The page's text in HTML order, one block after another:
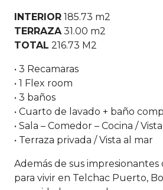
INTERIOR 185.73 m2
TERRAZA31.00 m2
TOTAL 216.73 M2
• 3 Recamaras
• 1 Flex room
• 3 baños
• Cuarto de lavado + baño
• Sala – Comedor – Cocina /
• Terraza privada / Vista al mar
Además de sus
para vivir en Telchac Puerto,